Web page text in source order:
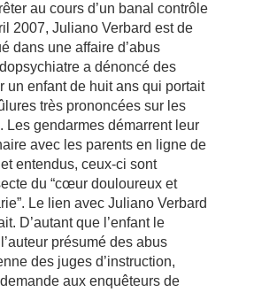
au cours d’un banal contrôle
2007, Juliano Verbard est de
dans une affaire d’abus
a dénoncé des
un enfant de huit ans qui portait
très prononcées sur les
Les gendarmes démarrent leur
avec les parents en ligne de
entendus, ceux-ci sont
du “cœur douloureux et
Le lien avec Juliano Verbard
D’autant que l’enfant le
présumé des abus
des juges d’instruction,
aux enquêteurs de